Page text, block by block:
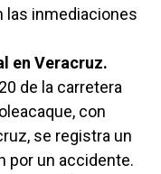
las inmediaciones
en Veracruz.
de la carretera
con
se registra un
por un accidente.